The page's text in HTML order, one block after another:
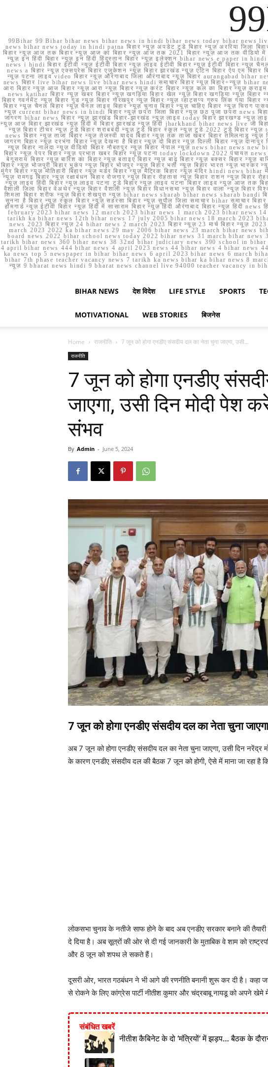
99Bihar 99 Bihar bihar news bihar news in hindi bihar news today bihar news
news bihar news today in hindi patna बिहार न्यूज़ अपडेट टुडे बिहार न्यूज़ अररिया जिला
बिहार न्यूज़ आज तक बिहार न्यूज़ आज का बिहार न्यूज़ आज तक 2021 बिहार न्यूज़ आज तक वीडियो में
न्यूज़ इन हिंदी बिहार न्यूज़ इन हिंदी हिंदुस्तान बिहार न्यूज़ इलेक्शन bihar news e paper in hindi
news i hindi बिहार ईटीवी न्यूज़ ईटीवी बिहार न्यूज़ लाइव ईटीवी बिहार न्यूज़ ईटीवी बिहार न्यूज़
news a बिहार न्यूज़ एक्सप्रेस बिहार एजुकेशन न्यूज़ बिहार झारखंड न्यूज़ एटिन बिहार ऐप एम
न्यूज़ पटना लाइव video बिहार न्यूज़ औरंगाबाद जिला औरंगाबाद न्यूज़ बिहार aurangabad
news बिहार live bihar news live bihar news hindi समाचार बिहार न्यूज़ बिहार+न्यूज़
आरा बिहार न्यूज़ आज बिहार न्यूज़ आरा न्यूज़ बिहार न्यूज़ करंट बिहार न्यूज़ कल का बिहार न्यूज़
news katihar बिहार न्यूज़ खबर बिहार न्यूज़ खगड़िया बिहार खेल न्यूज़ बिहार खगड़िया न्यूज़ बिहार
बिहार गवर्नमेंट न्यूज़ बिहार गुड न्यूज़ बिहार गोरखपुर न्यूज़ बिहार न्यूज़ व्हाट्सप्प ग्रुप लिंक गया
बिहार न्यूज़ चैनल बिहार न्यूज़ चैनल लाइव बिहार न्यूज़ चुनाव बिहार न्यूज़ चाहिए बिहार न्यूज़ चिराग
न्यूज़ current bihar news in hindi बिहार न्यूज़ छपरा जिला बिहार न्यूज़ छठ पूजा छपरा news
जागरण bihar news बिहार न्यूज़ झारखंड बिहार-झारखंड न्यूज़ लाइव today बिहार झारखण्ड न्यूज़
न्यूज़ आज बिहार झारखंड न्यूज़ हिंदी में बिहार झारखंड न्यूज़ हिंदी jharkhand bihar news live जी
न्यूज़ बिहार टीचर न्यूज़ टुडे बिहार शराबबंदी न्यूज़ टुडे बिहार स्कूल न्यूज़ टुडे 2022 टुडे बिहार
news बिहार न्यूज़ ताजा बिहार न्यूज़ तेजस्वी यादव बिहार न्यूज़ तक ताजा खबर बिहार तमिलनाडु न्यूज़
जागरण बिहार न्यूज़ दरभंगा बिहार न्यूज़ देखना है बिहार न्यूज़ दो बिहार न्यूज़ दिल्ली बिहार न्यूज़ दानापुर
न्यूज़ बिहार नालंदा न्यूज़ वीडियो बिहार नौबतपुर न्यूज़ बिहार नेपाल न्यूज़ news bihar news
बिहार न्यूज़ पेपर बिहार न्यूज़ प्रभात खबर बिहार न्यूज़ पटना today lockdown 2022 पंचायत
बेगूसराय बिहार न्यूज़ बारिश का बिहार न्यूज़ बताइए बिहार न्यूज़ बाढ़ बिहार न्यूज़ बक्सर बिहार न्यूज़
बिहार न्यूज़ भोजपुरी बिहार भूकंप न्यूज़ बिहार भोजपुर न्यूज़ बिहार भर्ती न्यूज़ बिहार भारत न्यूज़
मुंगेर बिहार न्यूज़ मोतिहारी बिहार न्यूज़ मर्डर बिहार न्यूज़ मैट्रिक बिहार न्यूज़ मंदिर hindi news
न्यूज़ रामगढ़ बिहार न्यूज़ रक्षाबंधन बिहार रोजगार न्यूज़ बिहार रोहतास न्यूज़ बिहार राशन न्यूज़
न्यूज़ लाइव हिंदी बिहार न्यूज़ लाइव पटना टुडे बिहार न्यूज़ लाइव पटना बिहार लाइव न्यूज़ आज तक
वैशाली जिला बिहार वेअथेर न्यूज़ बिहार वैशाली न्यूज़ बिहार विधानसभा न्यूज़ बिहार वाला न्यूज़ बिहार
शिमला बिहार शरीफ न्यूज़ बिहार शेखपुरा न्यूज़ bihar news sharab bihar news sharab bandi
सुनना है बिहार न्यूज़ स्कूल बिहार न्यूज़ सहरसा बिहार न्यूज़ सुपौल जिला समाचार bihar समाचार बिहार
होमगार्ड न्यूज़ ईटीवी बिहार न्यूज़ हिंदी में सासाराम बिहार न्यूज़ हिंदी औरंगाबाद बिहार न्यूज़
february 2023 bihar news 12 march 2023 bihar news 1 march 2023 bihar news
tarikh ka bihar news 12th bihar news 17 july 2005 bihar news 18 march 2023
news 2023 बिहार न्यूज़ 24 bihar news 2 march 2023 बिहार न्यूज़ 23 मार्च बिहार
march 2023 2022 ka bihar news 29 may 2006 bihar news 23 march bihar news
board news 2022 bihar school news today 2022 bihar news 31 march bihar
tarikh bihar news 360 bihar news 38 32nd bihar judiciary news 390 school in
4 april bihar news 444 bihar news 4 april 2023 news 44 bihar news 4 bihar news
ka news top 5 newspaper in bihar bihar news 6 april 2023 bihar news 6 march
bihar 7th phase teacher vacancy news 7 tarikh ka news bihar ka bihar news 8
न्यूज़ 9 bharat news hindi 9 bharat news channel live 94000 teacher vacancy in
BIHAR NEWS देश विदेश LIFE STYLE SPORTS
MOTIVATIONAL WEB STORIES बिजनेस
Home राजनीति 7 जून को होगा एनडीए संसदीय दल का नेता चुना जाएगा, उसी...
राजनीति
7 जून को होगा एनडीए
जाएगा, उसी दिन मोदी पेश
संभव
By Admin - June 5, 2024
7 जून को होगा एनडीए संसदीय दल का नेता चुना
अब 7 जून को होगा एनडीए संसदीय दल का नेता चुना जाएगा, उसी दिन
के कारण एनडीए संसदीय दल की बैठक 7 जून को होगी, ऐसे में माना जा रहा
लोकसभा चुनाव के नतीजे साफ होने के बाद अब एनडीए सरकार बनाने की
दे दिया है। अब सूत्रों की ओर से दी गई जानकारी के मुताबिक वे शाम को
और 8 जून को शपथ ले सकते हैं।
दूसरी ओर, भारत गठबंधन ने भी आगे की रणनीति बनानी शुरू कर दी है। कहा जा
से रोकने के लिए कांग्रेस पार्टी नीतीश कुमार और चंद्रबाबू नायडू को अपने
संबंधित खबरें
नीतीश कैबिनेट के दो ‘मंत्रियों’ में झड़प… बैठक के